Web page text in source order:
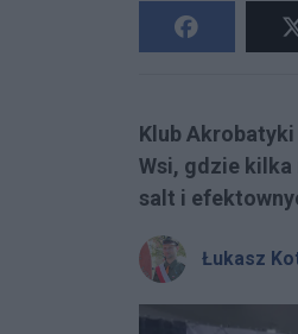
Klub
Wsi, gdzie
salt i
Łukasz